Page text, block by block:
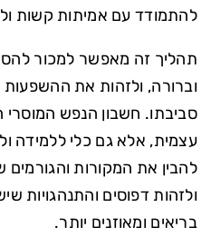
להתמודד עם אמיתות קשות
תהליך זה מאפשר למכור
וברורה, ולזהות את
סביבתו. חשבון הנפש
עצמית, אלא גם כלי ללמידה
להבין את המקורות והגורמים
ולזהות דפוסים והתנהגויות
בריאים ומאוזנים יותר.